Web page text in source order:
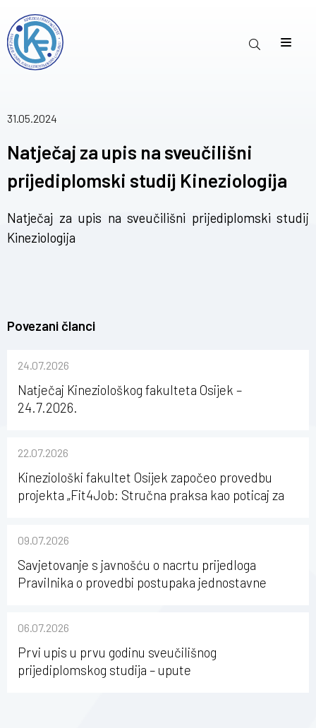
31.05.2024
Natječaj za upis na sveučilišni
prijediplomski studij Kineziologija
Natječaj za upis na sveučilišni prijediplomski studij
Kineziologija
Povezani članci
24.07.2026
Natječaj Kineziološkog fakulteta Osijek –
24.7.2026.
22.07.2026
Kineziološki fakultet Osijek započeo provedbu
projekta „Fit4Job: Stručna praksa kao poticaj za
09.07.2026
Savjetovanje s javnošću o nacrtu prijedloga
Pravilnika o provedbi postupaka jednostavne
Osijeku
06.07.2026
Prvi upis u prvu godinu sveučilišnog
prijediplomskog studija – upute